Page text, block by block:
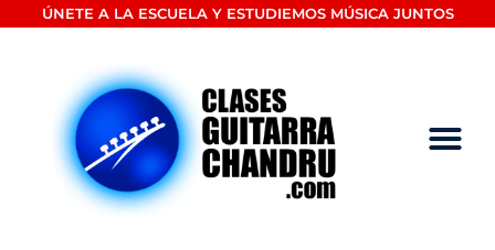
ÚNETE A LA ESCUELA Y ESTUDIEMOS MÚSICA JUNTOS